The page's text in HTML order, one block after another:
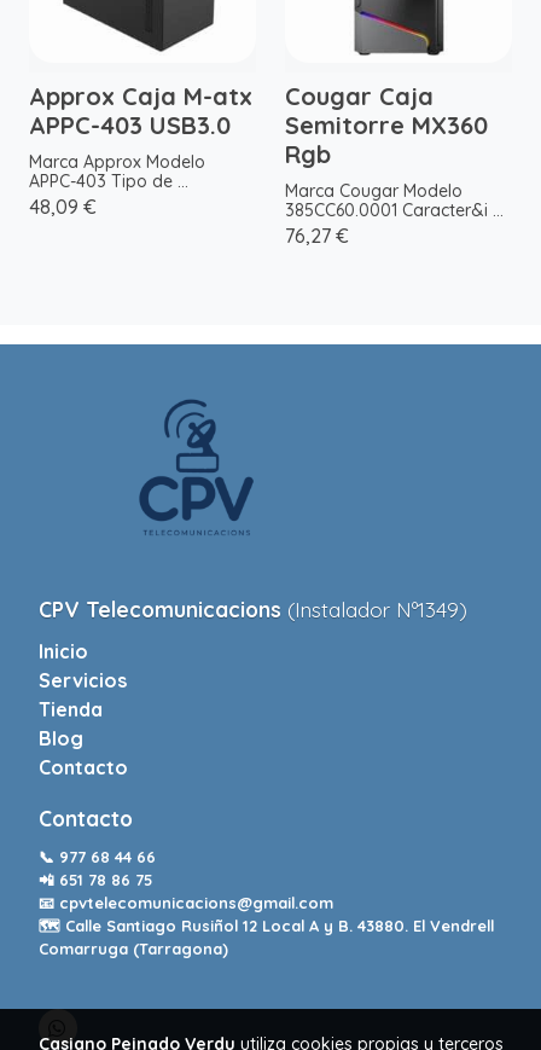
Approx Caja M-atx
APPC-403 USB3.0
Marca Approx Modelo
APPC-403 Tipo de ...
48,09 €
Cougar Caja
Semitorre MX360
Rgb
Marca Cougar Modelo
385CC60.0001 Caracter&i ...
76,27 €
CPV Telecomunicacions (Instalador Nº1349)
Inicio
Servicios
Tienda
Blog
Contacto
Contacto
📞 977 68 44 66
📲 651 78 86 75
📧 cpvtelecomunicacions@gmail.com
🗺️ Calle Santiago Rusiñol 12 Local A y B. 43880. El Vendrell
Comarruga (Tarragona)
Casiano Peinado Verdu utiliza cookies propias y terceros